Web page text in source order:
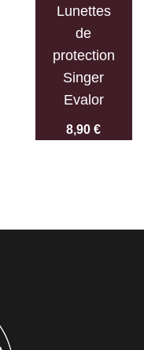
Lunettes
de
protection
Singer
Evalor
8,90€